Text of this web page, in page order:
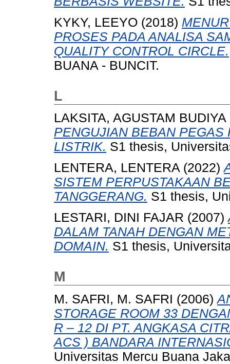
KYKY, LEEYO (2018)
PROSES PADA ANALISA
QUALITY CONTROL CIRCLE.
BUANA - BUNCIT.
L
LAKSITA, AGUSTAM BUDIYA
PENGUJIAN BEBAN PEGAS
LISTRIK. S1 thesis,
LENTERA, LENTERA (2022)
SISTEM PERPUSTAKAAN
TANGGERANG. S1 thesis,
LESTARI, DINI FAJAR (2007)
DALAM TANAH DENGAN
DOMAIN. S1 thesis,
M
M. SAFRI, M. SAFRI (2006)
STORAGE ROOM 33
R – 12 DI PT. ANGKASA
ACS ) BANDARA
Universitas Mercu Buana